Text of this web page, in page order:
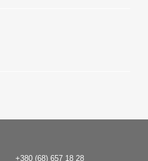
+380 (68) 657 18 28